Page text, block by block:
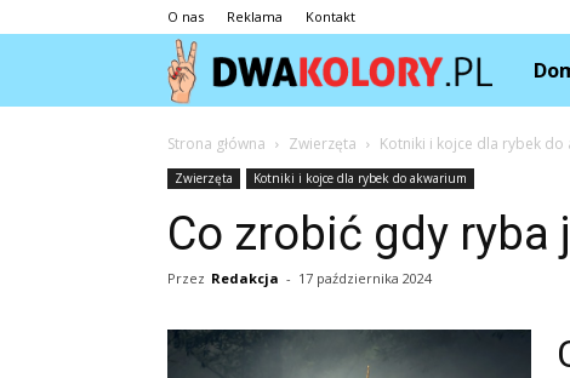
O nas Reklama Kontakt
Strona główna Zwierzęta Kotniki i kojce dla rybek do
Zwierzęta Kotniki i kojce dla rybek do akwarium
Co zrobić gdy ryba
Przez Redakcja - 17 października 2024